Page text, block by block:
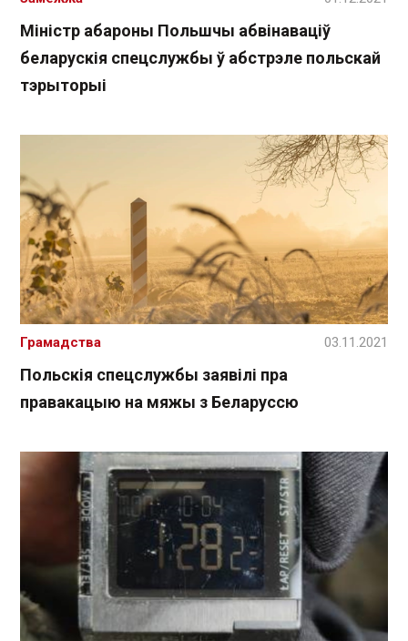
Міністр абароны Польшчы абвінаваціў
беларускія спецслужбы ў абстрэле польскай
тэрыторыі
Польскія спецслужбы заявілі пра
правакацыю на мяжы з Беларуссю
Грамадства 03.11.2021